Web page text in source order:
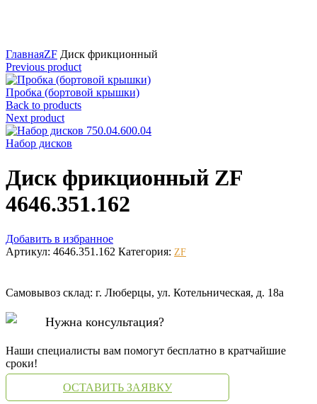
ГлавнаяZF Диск фрикционный
Previous product
Пробка (бортовой крышки)
Back to products
Next product
Набор дисков
Диск фрикционный ZF
4646.351.162
Добавить в избранное
Артикул: 4646.351.162 Категория: ZF
Самовывоз склад: г. Люберцы, ул. Котельническая, д. 18а
Нужна консультация?
Наши специалисты вам помогут бесплатно в кратчайшие
сроки!
ОСТАВИТЬ ЗАЯВКУ